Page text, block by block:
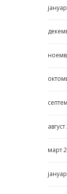
август
март